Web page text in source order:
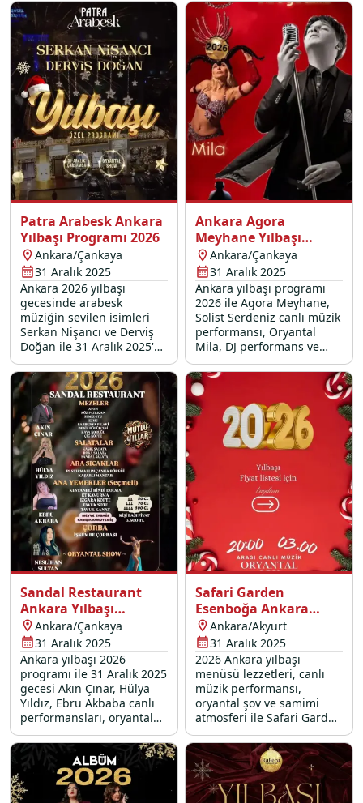
yılbaşı ziyafeti sizleri
bekliyor.
"başka" bir başlangıç
yapın. Hemen rezervasyon
yapın!
Patra Arabesk Ankara
Yılbaşı Programı 2026
Ankara/Çankaya
31 Aralık 2025
Ankara 2026 yılbaşı
gecesinde arabesk
müziğin sevilen isimleri
Serkan Nişancı ve Derviş
Doğan ile 31 Aralık 2025'e
unutulmaz bir veda etmek
için Patra Arabesk'e
davetlisiniz.
Ankara Agora
Meyhane Yılbaşı
Programı 2026
Ankara/Çankaya
31 Aralık 2025
Ankara yılbaşı programı
2026 ile Agora Meyhane,
Solist Serdeniz canlı müzik
performansı, Oryantal
Mila, DJ performans ve
özel yılbaşı menüsü
lezzetleriyle sizleri
bekliyor.
Sandal Restaurant
Ankara Yılbaşı
Programı 2026
Ankara/Çankaya
31 Aralık 2025
Ankara yılbaşı 2026
programı ile 31 Aralık 2025
gecesi Akın Çınar, Hülya
Yıldız, Ebru Akbaba canlı
performansları, oryantal
show ve eşsiz lezzetlerle
dolu bir yılbaşı menüsü
Sandal Restaurant'ta sizi
bekliyor.
Safari Garden
Esenboğa Ankara
Yılbaşı Programı 2026
Ankara/Akyurt
31 Aralık 2025
2026 Ankara yılbaşı
menüsü lezzetleri, canlı
müzik performansı,
oryantal şov ve samimi
atmosferi ile Safari Garden
Esenboğa sizleri eşsiz bir
31 Aralık 2025 gecesine
davet ediyor.